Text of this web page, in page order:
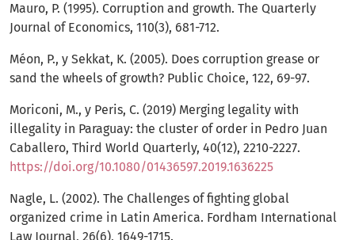
Mauro, P. (1995). Corruption and growth. The Quarterly
Journal of Economics, 110(3), 681-712.
Méon, P., y Sekkat, K. (2005). Does corruption grease or
sand the wheels of growth? Public Choice, 122, 69-97.
Moriconi, M., y Peris, C. (2019) Merging legality with
illegality in Paraguay: the cluster of order in Pedro Juan
Caballero, Third World Quarterly, 40(12), 2210-2227.
https://doi.org/10.1080/01436597.2019.1636225
Nagle, L. (2002). The Challenges of fighting global
organized crime in Latin America. Fordham International
Law Journal, 26(6), 1649-1715.